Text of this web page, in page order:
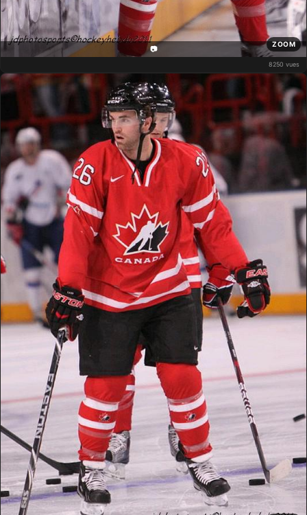
📷
ZOOM
8250 vues